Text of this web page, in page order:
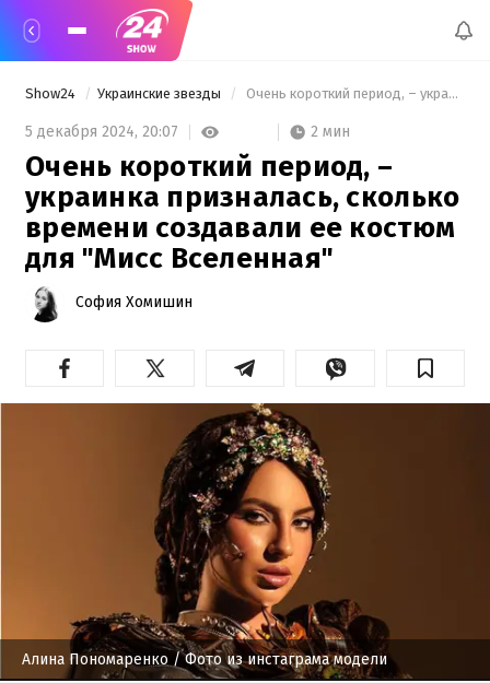
Show24 Украинские звезды Очень короткий период, – украинка призналась, сколько времени создавали ее костюм для "Мисс Вселенная"
5 декабря 2024, 20:07 2 мин
Очень короткий период, –
украинка призналась, сколько
времени создавали ее костюм
для "Мисс Вселенная"
София Хомишин
Алина Пономаренко / Фото из инстаграма модели